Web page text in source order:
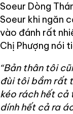
Soeur Dòng
Soeur khi ngăn
vào đánh rất
Chị Phượng nói
“Bản thân tôi
đùi tôi bầm rất
kéo rách hết cả
dính hết cả ra